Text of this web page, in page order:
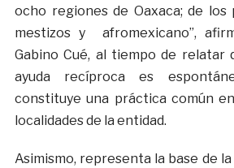
ocho regiones de Oaxaca; de los
mestizos y afromexicano”,
Gabino Cué, al tiempo de relatar
ayuda recíproca es
constituye una práctica común
localidades de la entidad.
Asimismo, representa la base de